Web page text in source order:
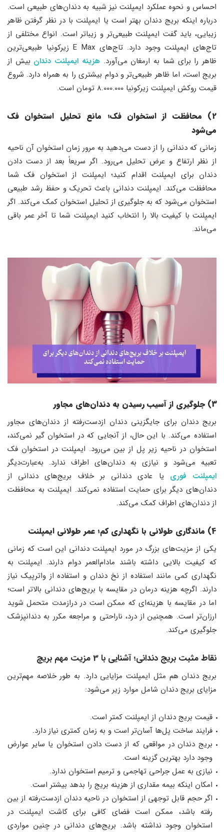
احساس و نحوه عملکرد ایمپلنت نیز شبیه به دندان‌های طبیعی است.
درباره اینکه بریج دندان بهتر است یا ایمپلنت با در نظر گرفتن ظاهر
زیبایی، باید گفت ایمپلنت طبیعی‌تر و زیباتر است. انواع مختلفی از
تاج‌های ایمپلنت وجود دارد. تاج‌های E Max زیرکونیا طبیعی‌ترین
ظاهر را برای شما به ارمغان می‌آورد.هزینه ایمپلنت دندان بیش از
بریج است، اما ظاهر طبیعی‌تر و دوام بیشتری را به همراه دارد. شروع
قیمت روکش ایمپلنت زیرکونیا 8.000.000 تومان است.
2) محافظت از استخوان فک؛ مانع تحلیل استخوان فک
می‌شود
زمانی که دندانی را از دست می‌دهید به مرور زمان استخوان آن ناحیه
از نظر ارتفاع و عرض تحلیل می‌رود. اگر سریعاً بعد از دست دادن
دندان برای ایمپلنت اقدام کنید؛ ایمپلنت از استخوان فک شما
محافظت می‌کند. ایمپلنت دندانی باعث تحریک و حفظ رشد طبیعی
استخوان می‌شود که به جلوگیری از تحلیل استخوان کمک می‌کند. اگر
ایمپلنت با کیفیت بالا را انتخاب کنید ایمپلنت شما تا آخر عمر باقی
می‌ماند.
3) جلوگیری از آسیب رسیدن به دندان‌های مجاور
بریج دندان برای جایگزینی دندان ازدست‌رفته از دندان‌های مجاور
استفاده می‌کند. با این حال، از آنجایی که در استخوان گیر نمی‌کند،
استخوان در ناحیه زیر پل از بین می‌رود. ایمپلنت در استخوان فک
تعبیه می‌شود و نیازی به دندان‌های اطراف ندارد. به‌عبارت‌دیگر
ایمپلنت فوری یا عادی دندانی بر خلاف بریج‌های دندانی از
دندان‌های دیگر برای حمایت استفاده نمی‌کند. ایمپلنت به محافظت
از دندان‌های اطراف کمک می‌کند.
4) ماندگاری طولانی با نگهداری کم؛ عمر طولانی ایمپلنت
یکی از مزیت‌های بزرگ در مورد ایمپلنت دندانی این است که زمانی
که کیفیت بالایی داشته باشند مادام‌العمر دوام دارند. ایمپلنت به
نگهداری کمی مانند استفاده از نخ دندان و استفاده از واترپیک نیاز
دارند. اگرچه هزینه درمان در مقایسه با بریج‌های دندانی بالاتر است؛
اما در مقایسه با هزینه‌ای که ممکن است در درازمدت متحمل شوید
ارزان‌تر است. همچنین از درد، ناراحتی و مراجعه مکرر به دندانپزشک
جلوگیری می‌کند.
نقاط مثبت بریج دندانی؛ آشنایی با 3 مزیت مهم بریچ
بریج دندان هم مثل ایمپلنت مزایایی دارد. به طور خلاصه مهم‌ترین
مزایای بریج دندان شامل موارد زیر می‌شود:
قیمت بریج دندان از ایمپلنت کمتر است.
فرایند ساخت پل‌ها آسان‌تر است و به زمان کمتری نیاز دارد.
بریج دندان در مواقعی که از دست دادن استخوان یا سایر عوارض
وجود دارد بهترین گزینه است.
نیازی به عمل جراحی تهاجمی و ترمیم استخوان ندارد.
امکان اینکه بیمه مقداری از هزینه بریج را بدهد بیشتر است.
اگر حجم قابل ‌توجهی از استخوان در ناحیه دندان ازدست‌رفته از بین
رفته باشد، ممکن است فضای کافی برای کاشت ایمپلنت در
استخوان وجود نداشته باشد. بریج‌های دندانی در چنین مواردی